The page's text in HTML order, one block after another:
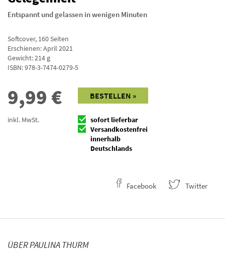
Entspannt und gelassen in wenigen Minuten
Softcover, 160Seiten
Erschienen: April 2021
Gewicht: 214 g
ISBN:978-3-7474-0279-5
9,99 €
inkl. MwSt.
BESTELLEN »
sofort lieferbar
Versandkostenfrei
innerhalb
Deutschlands
Facebook Twitter
ÜBER PAULINA THURM